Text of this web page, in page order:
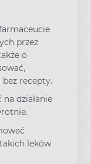
przez
o
recepty.
działanie
leków